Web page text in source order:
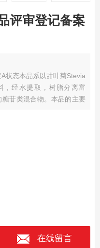
评审登记备案
状态本品系以甜叶菊Stevia
，经水提取，树脂分离富
苷类混合物。本品的主要
（C38H60O18）计，不得
在线留言